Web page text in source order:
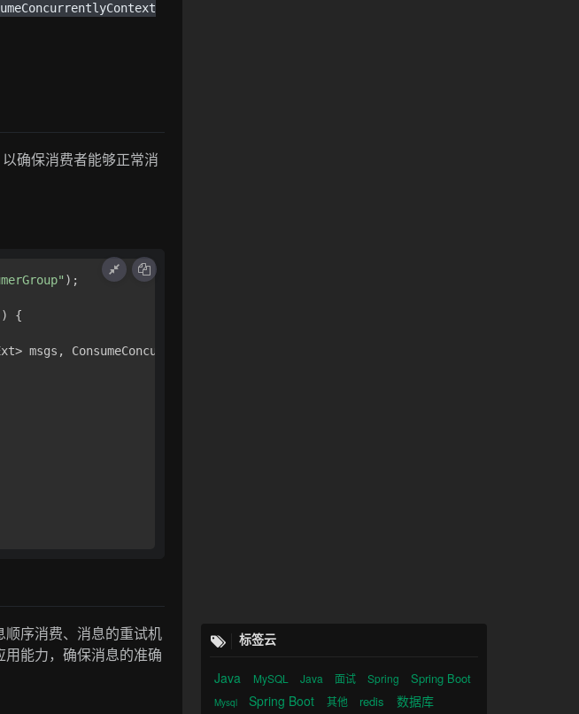
确保消费者能够正常消
);
{
msgs, ConsumeConcurrentlyContext context)
序消费、消息的重试机
能力，确保消息的准确
标签云
Java MySQL Java 面试 Spring Spring Boot
Mysql Spring Boot 其他 redis 数据库